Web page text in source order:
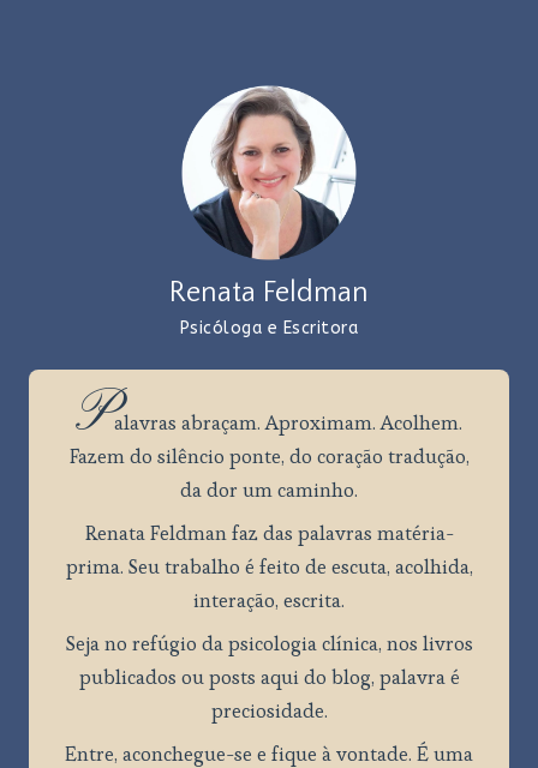
Renata Feldman
Psicóloga e Escritora
Palavras abraçam. Aproximam. Acolhem.
Fazem do silêncio ponte, do coração tradução,
da dor um caminho.
Renata Feldman faz das palavras matéria-
prima. Seu trabalho é feito de escuta, acolhida,
interação, escrita.
Seja no refúgio da psicologia clínica, nos livros
publicados ou posts aqui do blog, palavra é
preciosidade.
Entre, aconchegue-se e fique à vontade. É uma